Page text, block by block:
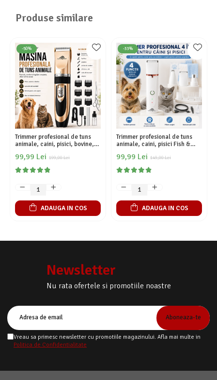
Produse similare
-50%
Trimmer profesional de tuns
animale, caini, pisici, bovine,
de folosit pentru incepatori,
lama de ceramica, 6 capete
plus accesorii, reincarcabila,
199,00 Lei
99,99 Lei
ADAUGA IN COS
-33%
Trimmer profesional de tuns
animale, caini, pisici Fish &
pentru locurile greu accesibile
si un capat pentru pilirea
unghiilor, 15cm x 3.5cm x 3cm,
149,00 Lei
99,99 Lei
ADAUGA IN COS
Newsletter
Nu rata ofertele si promotiile noastre
Vreau sa primesc newsletter cu promotiile magazinului. Afla mai multe in
Politica de Confidentialitate